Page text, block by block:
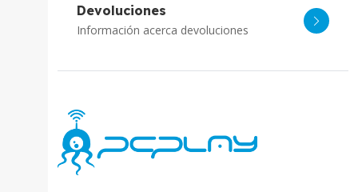
Devoluciones
Información acerca devoluciones